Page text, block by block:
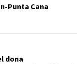
Punta Cana
dona